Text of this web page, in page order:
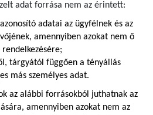
adat forrása nem az érintett:
adatai az ügyfélnek és az
amennyiben azokat nem ő
tárgyától függően a tényállás
más személyes adat.
az alábbi forrásokból juthatnak az
amennyiben azokat nem az